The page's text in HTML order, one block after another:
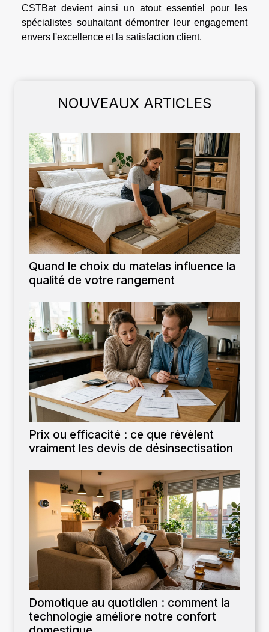
CSTBat devient ainsi un atout essentiel pour les
spécialistes souhaitant démontrer leur engagement
envers l'excellence et la satisfaction client.
NOUVEAUX ARTICLES
Quand le choix du matelas influence la
qualité de votre rangement
Prix ou efficacité : ce que révèlent
vraiment les devis de désinsectisation
Domotique au quotidien : comment la
technologie améliore notre confort